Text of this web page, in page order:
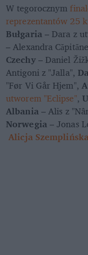
W tegorocznym
reprezentantów 25
Bułgaria – Dara z
Czechy – Daniel
Antigoni z "Jalla",
"Før Vi Går Hjem",
utworem "Eclipse",
Albania – Alis z
Norwegia – Jonas
Alicja